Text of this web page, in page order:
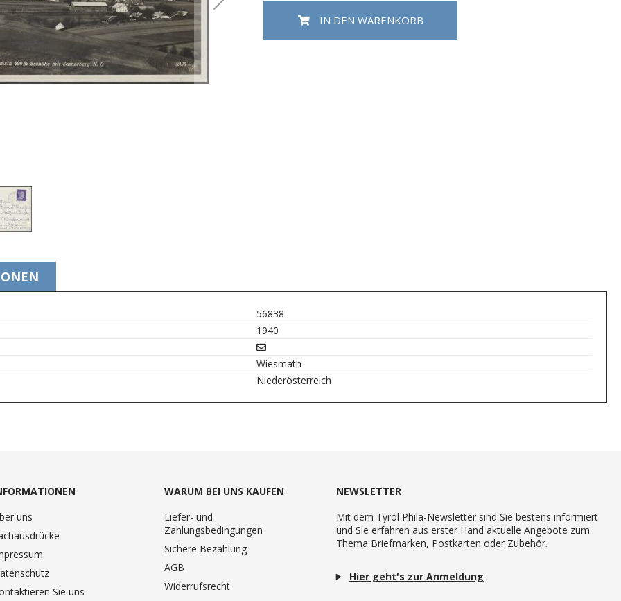
IN DEN WARENKORB
56838
1940
Wiesmath
Niederösterreich
uns
Sie uns
WARUM BEI UNS KAUFEN
Liefer- und
Zahlungsbedingungen
Sichere Bezahlung
AGB
Widerrufsrecht
NEWSLETTER
Mit dem Tyrol Phila-Newsletter sind Sie bestens informiert
und Sie erfahren aus erster Hand aktuelle Angebote zum
Thema Briefmarken, Postkarten oder Zubehör.
Hier geht's zur Anmeldung